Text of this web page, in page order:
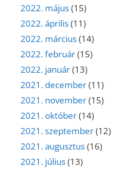
2022. május(15)
2022. április(11)
2022. március(14)
2022. február(15)
2022. január(13)
2021. december(11)
2021. november(15)
2021. október(14)
2021. szeptember(12)
2021. augusztus(16)
2021. július(13)